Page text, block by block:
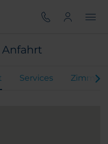
Anfahrt
Services Zimmer